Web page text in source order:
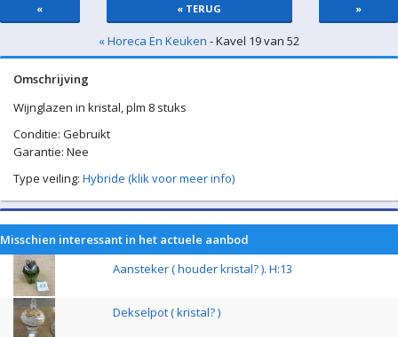
« « TERUG »
« Horeca En Keuken - Kavel 19 van 52
Omschrijving
Wijnglazen in kristal, plm 8 stuks
Conditie: Gebruikt
Garantie: Nee
Type veiling: Hybride (klik voor meer info)
Misschien interessant in het actuele aanbod
Aansteker ( houder kristal? ). H:13
Dekselpot ( kristal? )